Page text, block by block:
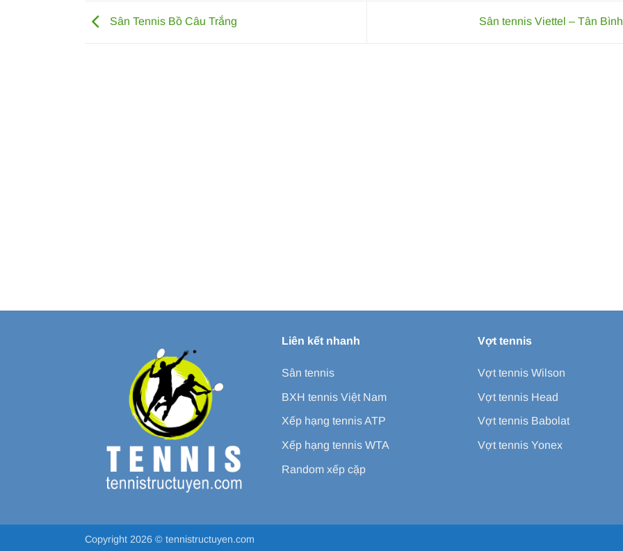
Sân Tennis Bồ Câu Trắng Sân tennis Viettel – Tân
Liên kết nhanh
Sân tennis
BXH tennis Việt Nam
Xếp hạng tennis ATP
Xếp hạng tennis WTA
Random xếp cặp
Vợt tennis
Vợt tennis Wilson
Vợt tennis Head
Vợt tennis Babolat
Vợt tennis Yonex
Copyright 2026 © tennistructuyen.com